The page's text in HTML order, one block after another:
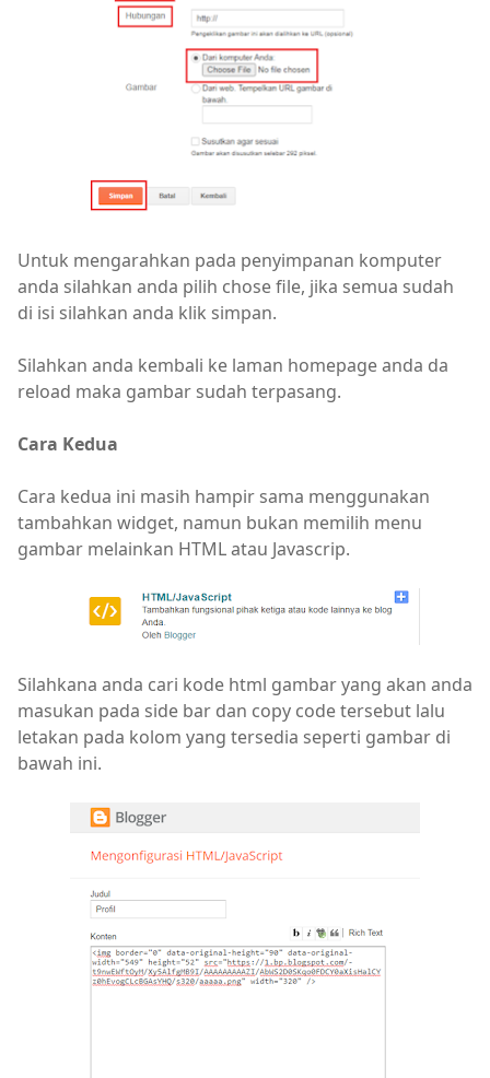
Untuk mengarahkan pada penyimpanan komputer
anda silahkan anda pilih chose file, jika semua sudah
di isi silahkan anda klik simpan.
Silahkan anda kembali ke laman homepage anda da
reload maka gambar sudah terpasang.
Cara Kedua
Cara kedua ini masih hampir sama menggunakan
tambahkan widget, namun bukan memilih menu
gambar melainkan HTML atau Javascrip.
Silahkana anda cari kode html gambar yang akan anda
masukan pada side bar dan copy code tersebut lalu
letakan pada kolom yang tersedia seperti gambar di
bawah ini.